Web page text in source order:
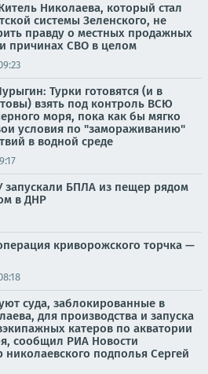
Николаева, который стал
системы Зеленского, не
правду о местных продажных
причинах СВО в целом
Турки готовятся (и в
взять под контроль ВСЮ
моря, пока как бы мягко
условия по "замораживанию"
в водной среде
запускали БПЛА из пещер рядом
в ДНР
криворожского торчка —
суда, заблокированные в
для производства и запуска
катеров по акватории
сообщил РИА Новости
николаевского подполья Сергей